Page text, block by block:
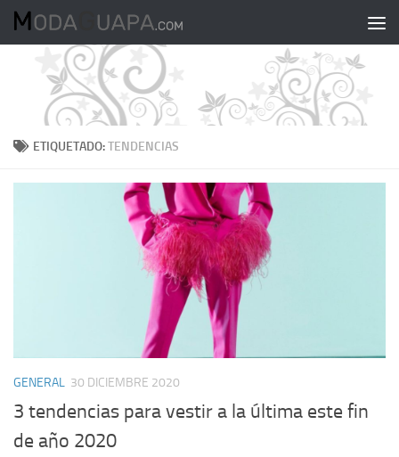
Saltar al contenido
ETIQUETADO:TENDENCIAS
GENERAL 30 DICIEMBRE 2020
3 tendencias para vestir a la última este fin
de año 2020